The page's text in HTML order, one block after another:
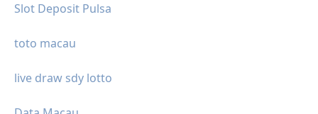
Slot Deposit Pulsa
toto macau
live draw sdy lotto